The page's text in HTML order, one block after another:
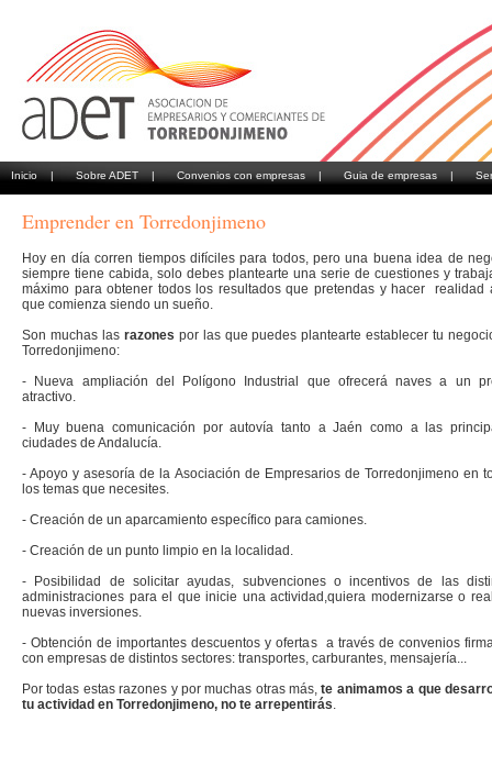
Inicio | Sobre ADET | Convenios con empresas | Guia de empresas |
Emprender en Torredonjimeno
Hoy en día corren tiempos difíciles para todos, pero una buena idea de
siempre tiene cabida, solo debes plantearte una serie de cuestiones y
máximo para obtener todos los resultados que pretendas y hacer realidad
que comienza siendo un sueño.
Son muchas las razones por las que puedes plantearte establecer tu
Torredonjimeno:
- Nueva ampliación del Polígono Industrial que ofrecerá naves a un
atractivo.
- Muy buena comunicación por autovía tanto a Jaén como a las
ciudades de Andalucía.
- Apoyo y asesoría de la Asociación de Empresarios de Torredonjimeno en
los temas que necesites.
- Creación de un aparcamiento específico para camiones.
- Creación de un punto limpio en la localidad.
- Posibilidad de solicitar ayudas, subvenciones o incentivos de las
administraciones para el que inicie una actividad,quiera modernizarse o
nuevas inversiones.
- Obtención de importantes descuentos y ofertas a través de convenios
con empresas de distintos sectores: transportes, carburantes, mensajería...
Por todas estas razones y por muchas otras más,te animamos a que
tu actividad en Torredonjimeno, no te arrepentirás.